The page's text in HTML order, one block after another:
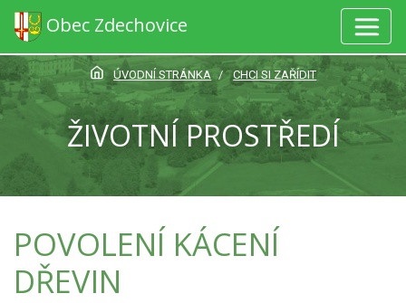
Obec Zdechovice
ÚVODNÍ STRÁNKA CHCI SI ZAŘÍDIT
ŽIVOTNÍ PROSTŘEDÍ
POVOLENÍ KÁCENÍ
DŘEVIN